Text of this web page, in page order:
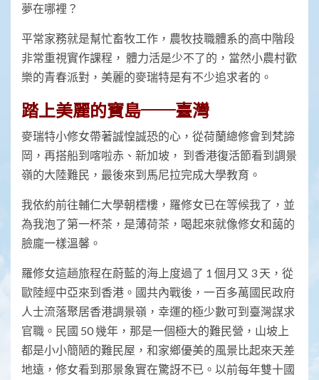
夢在哪裡？
平常家務就是幫忙畜牧工作，農牧技職體系的高中階段
非常重視實作課程， 體力活是少不了的，當然小農村歡
樂的青春派對，美麗的麥瑞特是有不少追求者的。
踏上美麗的寶島──臺灣
麥瑞特小修女帶著誠惶誠恐的心，從荷蘭總修會到梵諦
岡，再搭船到喀啦赤、新加坡， 到香港復活節看到調景
嶺的大陸難民，最後來到馬尼拉完成大學教育。
我依約前往輔仁大學朝橒樓，羅修女已在等候我了，並
為我泡了第一杯茶，是薄荷茶，喝起來就像修女和藹的
臉龐一樣溫馨。
羅修女這趟旅程在蔚藍的海上度過了 1 個月又 3 天，從
歐陸經中亞來到香港。國共內戰後，一百多萬國民政府
人士流落聚居香港調景嶺，幸運的極少數可到臺灣謀求
官職。民國 50 幾年，那是一個極大的難民營，山坡上
都是小小簡陋的難民屋，和家鄉優美的風景比起來天差
地遠，修女看到那景象實在驚訝不已。以前每年雙十國